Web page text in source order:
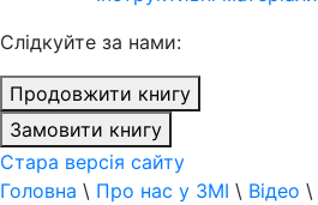
Cлідкуйте за нами:
Продовжити книгу
Замовити книгу
Стара версія сайту
Головна \ Про нас у ЗМІ \ Відео \